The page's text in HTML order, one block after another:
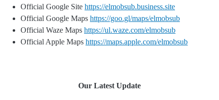
Official Google Site https://elmobsub.business.site
Official Google Maps https://goo.gl/maps/elmobsub
Official Waze Maps https://ul.waze.com/elmobsub
Official Apple Maps https://maps.apple.com/elmobsub
Our Latest Update